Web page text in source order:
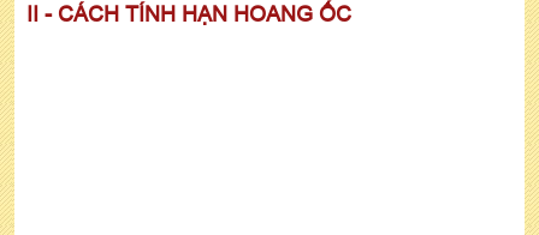
II - CÁCH TÍNH HẠN HOANG ỐC